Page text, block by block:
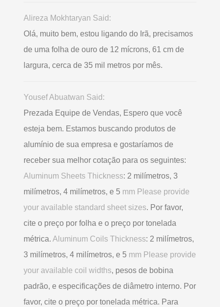
Alireza Mokhtaryan Said:
Olá, muito bem, estou ligando do Irã, precisamos
de uma folha de ouro de 12 mícrons, 61 cm de
largura, cerca de 35 mil metros por mês.
Yousef Abuatwan Said:
Prezada Equipe de Vendas, Espero que você
esteja bem. Estamos buscando produtos de
alumínio de sua empresa e gostaríamos de
receber sua melhor cotação para os seguintes:
Aluminum Sheets Thickness: 2 milímetros, 3
milímetros, 4 milímetros, e 5 mm Please provide
your available standard sheet sizes. Por favor,
cite o preço por folha e o preço por tonelada
métrica. Aluminum Coils Thickness: 2 milímetros,
3 milímetros, 4 milímetros, e 5 mm Please provide
your available coil widths, pesos de bobina
padrão, e especificações de diâmetro interno. Por
favor, cite o preço por tonelada métrica. Para